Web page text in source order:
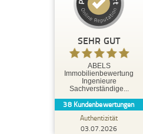
SEHR GUT
ABELS
Immobilienbewertung
Ingenieure
Sachverständige...
38 Kundenbewertungen
Authentizität
03.07.2026
Bewertungen auf
ProvenExpert.com
Blick aufs ProvenExpert-Profil werfen
Tobias O.
5,00
bestens betreut. Die Leistungen von Herrn
Abels können wir ausdr...